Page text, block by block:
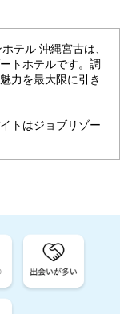
テル 沖縄宮古は、
トホテルです。調
力を最大限に引き
トはジョブリゾー